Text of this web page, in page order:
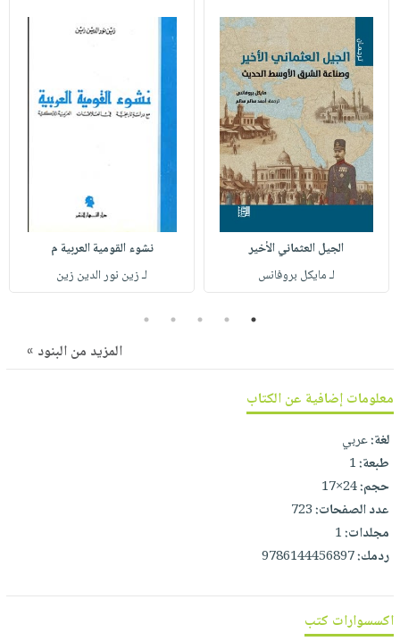
مطرزات
حقائب
حلي
عناية
بالذات
صابون
أطفال
حدود
نيل
وفرات
عن
الشركة
سياسة
الشركة
فيديوهات
أسئلة
يتكرر
طرحها
خدمات
تواصل
حسابك
لائحة
الأمنيات
عربة
التسوق
الإصدارات
الجيل العثماني الأخير
لـ مايكل بروفانس
نشوء القومية العربية م
لـ زين نور الدين زين
1
2
3
4
5
المزيد من البنود »
معلومات إضافية عن الكتاب
لغة:عربي
طبعة:1
حجم:24×17
عدد الصفحات:723
مجلدات:1
ردمك:9786144456897
اكسسوارات كتب